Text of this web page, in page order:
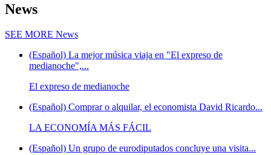
News
SEE MORE News
(Español) La mejor música viaja en "El expreso de
medianoche",...
El expreso de medianoche
(Español) Comprar o alquilar, el economista David Ricardo...
LA ECONOMÍA MÁS FÁCIL
(Español) Un grupo de eurodiputados concluye una visita...